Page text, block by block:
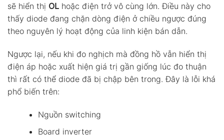
sẽ hiển thị OL hoặc điện trở vô cùng lớn. Điều này cho
thấy diode đang chặn dòng điện ở chiều ngược đúng
theo nguyên lý hoạt động của linh kiện bán dẫn.
Ngược lại, nếu khi đo nghịch mà đồng hồ vẫn hiển thị
điện áp hoặc xuất hiện giá trị gần giống lúc đo thuận
thì rất có thể diode đã bị chập bên trong. Đây là lỗi khá
phổ biến trên:
Nguồn switching
Board inverter